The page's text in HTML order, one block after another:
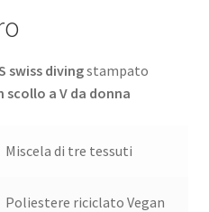
swiss divingstampato
a V da donna
Miscela di tre tessuti
Poliestere riciclato Vegan